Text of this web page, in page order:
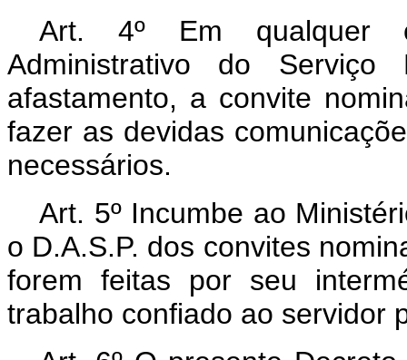
Art. 4º Em qualquer
Administrativo do
afastamento, a convite
fazer as devidas
necessários.
Art. 5º Incumbe ao
o D.A.S.P. dos convites
forem feitas por seu
trabalho confiado ao servidor